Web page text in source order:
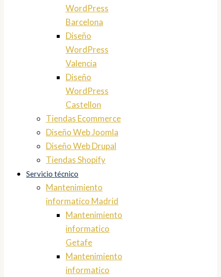
WordPress
Barcelona
Diseño
WordPress
Valencia
Diseño
WordPress
Castellon
Tiendas Ecommerce
Diseño Web Joomla
Diseño Web Drupal
Tiendas Shopify
Servicio técnico
Mantenimiento
informatico Madrid
Mantenimiento
informatico
Getafe
Mantenimiento
informatico